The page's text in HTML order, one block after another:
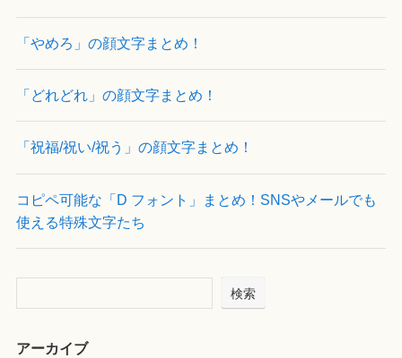
「やめろ」の顔文字まとめ！
「どれどれ」の顔文字まとめ！
「祝福/祝い/祝う」の顔文字まとめ！
コピペ可能な「D フォント」まとめ！SNSやメールでも
使える特殊文字たち
検索
アーカイブ